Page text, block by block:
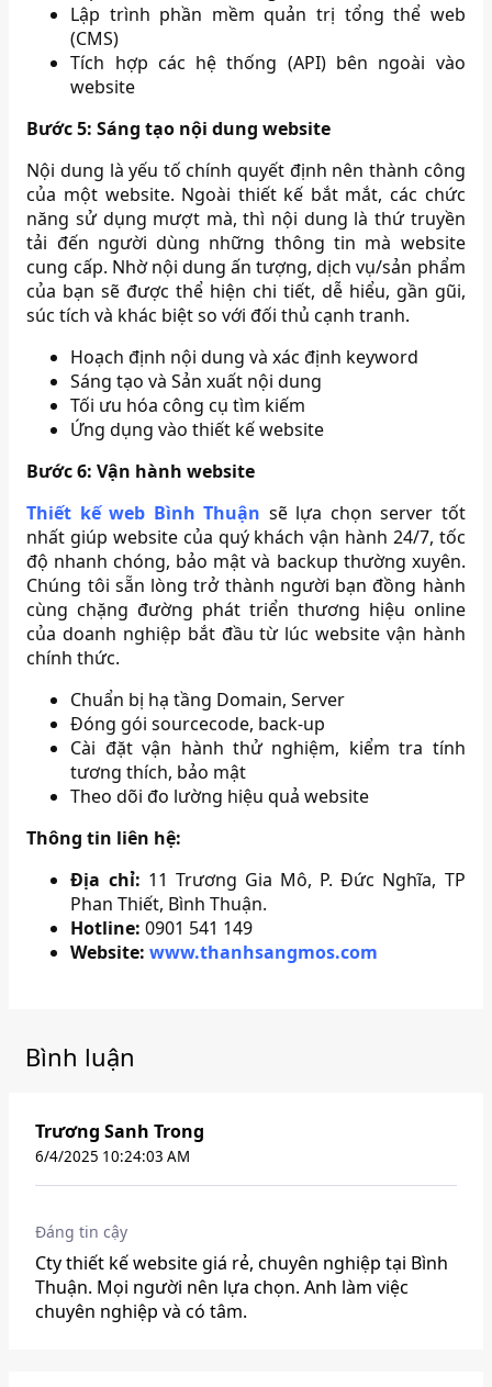
Lập trình phần mềm quản trị tổng thể web
(CMS)
Tích hợp các hệ thống (API) bên ngoài vào
website
Bước 5: Sáng tạo nội dung website
Nội dung là yếu tố chính quyết định nên thành công
của một website. Ngoài thiết kế bắt mắt, các chức
năng sử dụng mượt mà, thì nội dung là thứ truyền
tải đến người dùng những thông tin mà website
cung cấp. Nhờ nội dung ấn tượng, dịch vụ/sản phẩm
của bạn sẽ được thể hiện chi tiết, dễ hiểu, gần gũi,
súc tích và khác biệt so với đối thủ cạnh tranh.
Hoạch định nội dung và xác định keyword
Sáng tạo và Sản xuất nội dung
Tối ưu hóa công cụ tìm kiếm
Ứng dụng vào thiết kế website
Bước 6: Vận hành website
Thiết kế web Bình Thuận sẽ lựa chọn server tốt
nhất giúp website của quý khách vận hành 24/7, tốc
độ nhanh chóng, bảo mật và backup thường xuyên.
Chúng tôi sẵn lòng trở thành người bạn đồng hành
cùng chặng đường phát triển thương hiệu online
của doanh nghiệp bắt đầu từ lúc website vận hành
chính thức.
Chuẩn bị hạ tầng Domain, Server
Đóng gói sourcecode, back-up
Cài đặt vận hành thử nghiệm, kiểm tra tính
tương thích, bảo mật
Theo dõi đo lường hiệu quả website
Thông tin liên hệ:
Địa chỉ: 11 Trương Gia Mô, P. Đức Nghĩa, TP
Phan Thiết, Bình Thuận.
Hotline: 0901 541 149
Website: www.thanhsangmos.com
Bình luận
Trương Sanh Trong
6/4/2025 10:24:03 AM
Đáng tin cậy
Cty thiết kế website giá rẻ, chuyên nghiệp tại Bình
Thuận. Mọi người nên lựa chọn. Anh làm việc
chuyên nghiệp và có tâm.